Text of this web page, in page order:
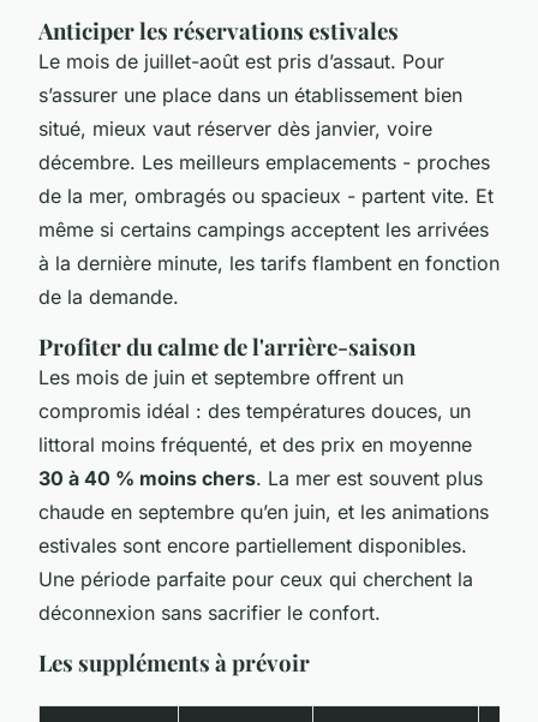
Anticiper les réservations estivales
Le mois de juillet-août est pris d’assaut. Pour
s’assurer une place dans un établissement bien
situé, mieux vaut réserver dès janvier, voire
décembre. Les meilleurs emplacements - proches
de la mer, ombragés ou spacieux - partent vite. Et
même si certains campings acceptent les arrivées
à la dernière minute, les tarifs flambent en fonction
de la demande.
Profiter du calme de l'arrière-saison
Les mois de juin et septembre offrent un
compromis idéal : des températures douces, un
littoral moins fréquenté, et des prix en moyenne
30 à 40 % moins chers. La mer est souvent plus
chaude en septembre qu’en juin, et les animations
estivales sont encore partiellement disponibles.
Une période parfaite pour ceux qui cherchent la
déconnexion sans sacrifier le confort.
Les suppléments à prévoir